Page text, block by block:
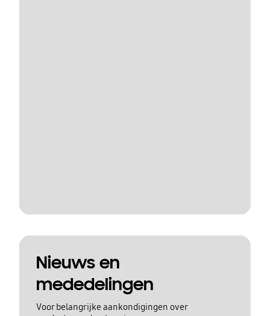
Nieuws en
mededelingen
Voor belangrijke aankondigingen over